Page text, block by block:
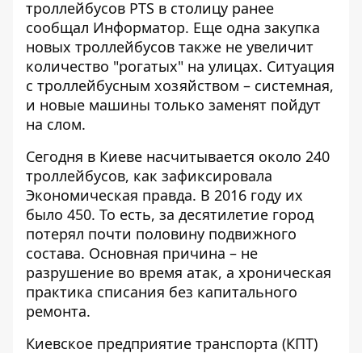
троллейбусов PTS в столицу ранее
сообщал Информатор. Еще одна закупка
новых троллейбусов также не увеличит
количество "рогатых" на улицах. Ситуация
с троллейбусным хозяйством – системная,
и новые машины только заменят пойдут
на слом.
Сегодня в Киеве насчитывается около 240
троллейбусов, как зафиксировала
Экономическая правда. В 2016 году их
было 450. То есть, за десятилетие город
потерял почти половину подвижного
состава. Основная причина – не
разрушение во время атак, а хроническая
практика списания без капитального
ремонта.
Киевское предприятие транспорта (КПТ)